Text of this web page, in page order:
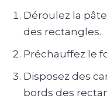
Déroulez la
des rectangles.
Préchauffez le
Disposez des
bords des